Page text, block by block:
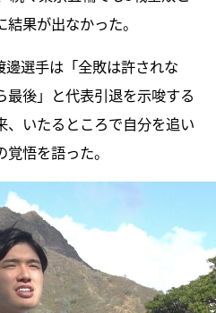
果が出なかった。
選手は「全敗は許されな
最後」と代表引退を示唆する
、いたるところで自分を追い
悟を語った。